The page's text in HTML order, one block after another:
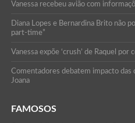
Vanessa recebeu avião com
Diana Lopes e Bernardina Brito não
part-time”
Vanessa expõe ‘crush’ de Raquel por
Comentadores debatem impacto das
Joana
FAMOSOS